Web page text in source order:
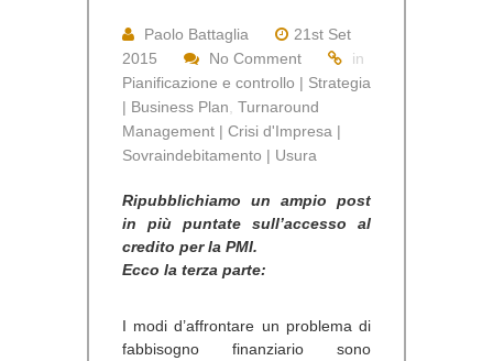
Paolo Battaglia
21st Set
2015
No Comment
in
Pianificazione e controllo | Strategia
| Business Plan Turnaround
Management | Crisi d'Impresa |
Sovraindebitamento | Usura
Ripubblichiamo un ampio post
in più puntate sull’accesso al
credito per la PMI.
Ecco la terza parte:
I modi d’affrontare un problema di
fabbisogno finanziario sono